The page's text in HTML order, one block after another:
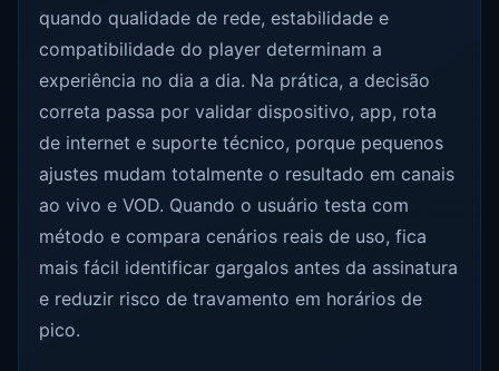
quando qualidade de rede, estabilidade e
compatibilidade do player determinam a
experiência no dia a dia. Na prática, a decisão
correta passa por validar dispositivo, app, rota
de internet e suporte técnico, porque pequenos
ajustes mudam totalmente o resultado em canais
ao vivo e VOD. Quando o usuário testa com
método e compara cenários reais de uso, fica
mais fácil identificar gargalos antes da assinatura
e reduzir risco de travamento em horários de
pico.